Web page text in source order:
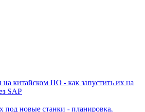
китайском ПО - как запустить их на
SAP
под новые станки - планировка,